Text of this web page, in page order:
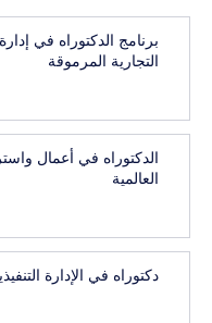
برنامج الدكتوراه في
التجارية المرموقة
الدكتوراه في أعمال
العالمية
دكتوراه في الإدارة